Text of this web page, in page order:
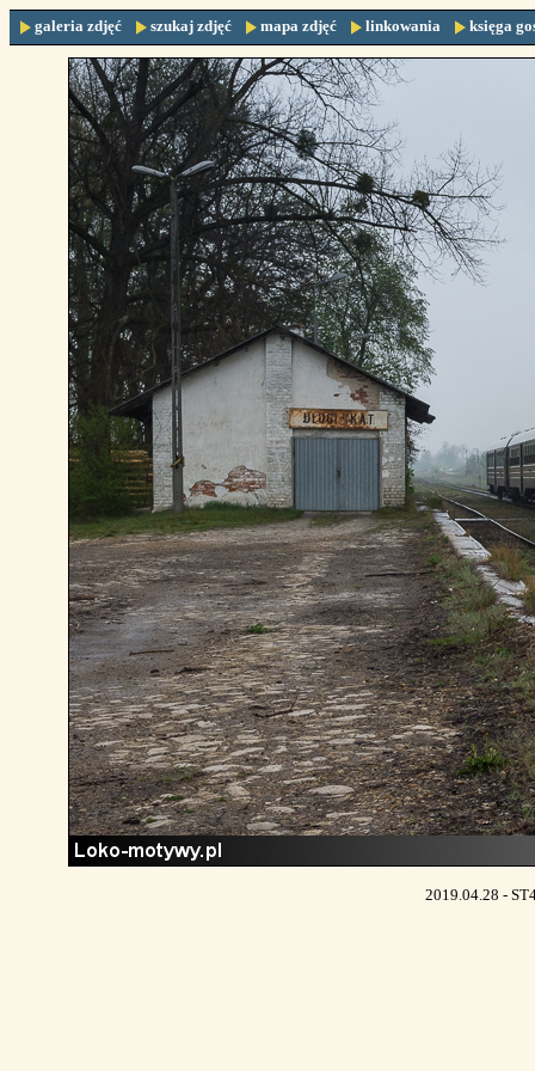
galeria zdjęć szukaj zdjęć mapa zdjęć linkowania księga
2019.04.28 -